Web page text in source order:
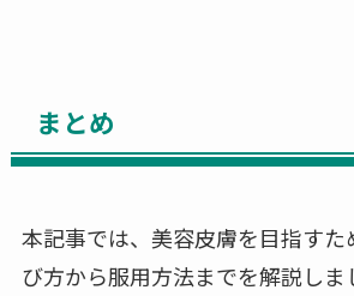
まとめ
本記事では、美容皮膚を目指すた
び方から服用方法までを解説しま